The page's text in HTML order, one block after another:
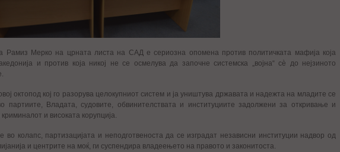
Рамиз Мерко на црната листа на САД е сериозна опомена против политичката мафија која
и против која никој не се осмелува да започне системска „војна“ сѐ до нејзиното
октопод кој го разорува целокупниот систем и ја уништува државата и надежта на младите се
партиите, Владата, судовите, обвинителствата и институциите задолжени за откривање и
и високата корупција.
во колапс, партизацијата и неподготвеноста да се изградат независни институции надвор од
и центрите на моќ, ги суспендира владеењето на правото и законитоста.